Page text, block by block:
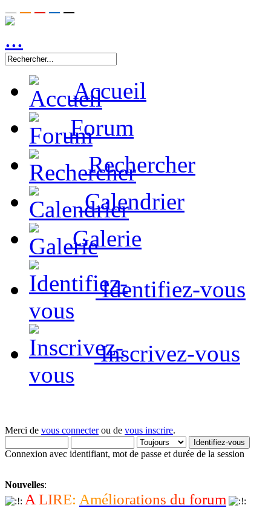
Accueil
Forum
Rechercher
Calendrier
Galerie
Identifiez-vous
Inscrivez-vous
Merci de vous connecterou de vous inscrire.
Connexion avec identifiant, mot de passe et durée de la session
Nouvelles:
A LIRE: Améliorations du forum